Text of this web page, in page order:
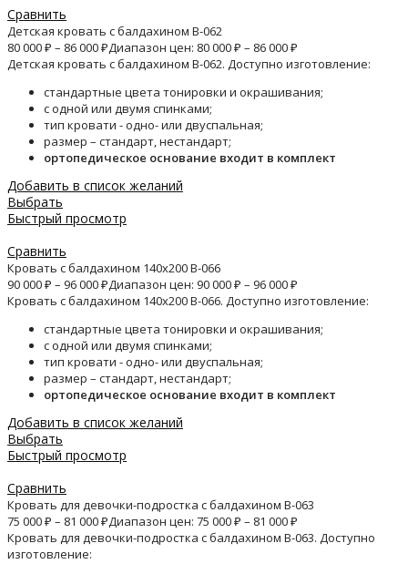
Сравнить
Детская кровать с балдахином B-062
80 000₽ – 86 000₽Диапазон цен: 80 000 ₽ – 86 000 ₽
Детская кровать с балдахином B-062. Доступно изготовление:
стандартные цвета тонировки и окрашивания;
с одной или двумя спинками;
тип кровати - одно- или двуспальная;
размер – стандарт, нестандарт;
ортопедическое основание входит в комплект
Добавить в список желаний
Выбрать
Быстрый просмотр
Сравнить
Кровать с балдахином 140х200 B-066
90 000₽ – 96 000₽Диапазон цен: 90 000 ₽ – 96 000 ₽
Кровать с балдахином 140х200 B-066. Доступно изготовление:
стандартные цвета тонировки и окрашивания;
с одной или двумя спинками;
тип кровати - одно- или двуспальная;
размер – стандарт, нестандарт;
ортопедическое основание входит в комплект
Добавить в список желаний
Выбрать
Быстрый просмотр
Сравнить
Кровать для девочки-подростка с балдахином B-063
75 000₽ – 81 000₽Диапазон цен: 75 000 ₽ – 81 000 ₽
Кровать для девочки-подростка с балдахином B-063. Доступно
изготовление: